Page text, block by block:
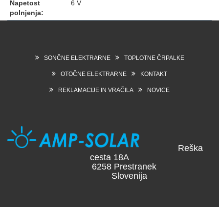
Napetost
polnjenja:
6 V
SONČNE ELEKTRARNE TOPLOTNE ČRPALKE
OTOČNE ELEKTRARNE KONTAKT
REKLAMACIJE IN VRAČILA NOVICE
Reška
cesta 18A
6258 Prestranek
Slovenija